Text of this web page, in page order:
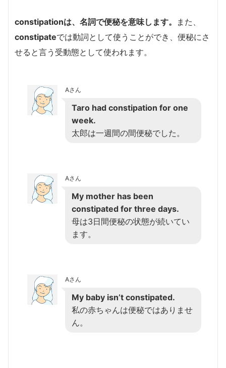
constipationは、名詞で便秘を意味します。
また、
constipateでは動詞として使うことができ、便秘にさ
せると言う受動態として使われます。
Aさん
Taro had constipation for one
week.
太郎は一週間の間便秘でした。
Aさん
My mother has been
constipated for three days.
母は3日間便秘の状態が続いてい
ます。
Aさん
My baby isn’t constipated.
私の赤ちゃんは便秘ではありませ
ん。